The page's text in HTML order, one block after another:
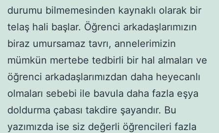
durumu bilmemesinden kaynaklı olarak bir
telaş hali başlar. Öğrenci arkadaşlarımızın
biraz umursamaz tavrı, annelerimizin
mümkün mertebe tedbirli bir hal almaları ve
öğrenci arkadaşlarımızdan daha heyecanlı
olmaları sebebi ile bavula daha fazla eşya
doldurma çabası takdire şayandır. Bu
yazımızda ise siz değerli öğrencileri fazla